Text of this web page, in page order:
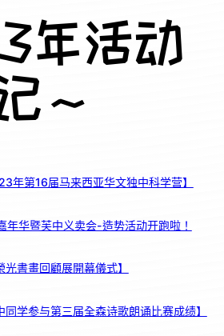
年活动
～
年第16届马来西亚华文独中科学营】
年华暨芙中义卖会-造势活动开跑啦！
光書畫回顧展開幕儀式】
同学参与第三届全森诗歌朗诵比赛成绩】